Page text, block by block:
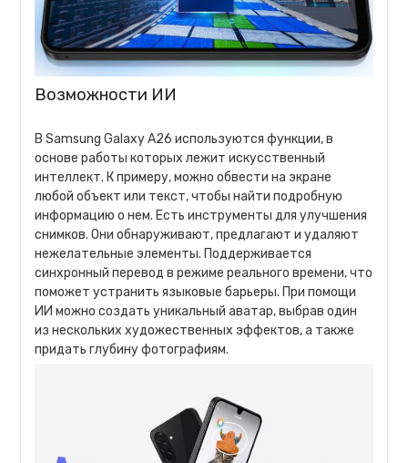
Возможности ИИ
В Samsung Galaxy A26 используются функции, в
основе работы которых лежит искусственный
интеллект. К примеру, можно обвести на экране
любой объект или текст, чтобы найти подробную
информацию о нем. Есть инструменты для улучшения
снимков. Они обнаруживают, предлагают и удаляют
нежелательные элементы. Поддерживается
синхронный перевод в режиме реального времени, что
поможет устранить языковые барьеры. При помощи
ИИ можно создать уникальный аватар, выбрав один
из нескольких художественных эффектов, а также
придать глубину фотографиям.